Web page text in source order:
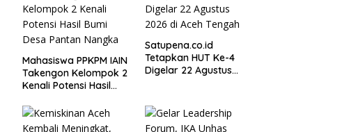
Kepastian Hukum
Menuju Indonesia
Mahasiswa PPKPM IAIN
Takengon Kelompok 2
Kenali Potensi Hasil
Nangka
Satupena.co.id
Tetapkan HUT Ke-4
Digelar 22 Agustus